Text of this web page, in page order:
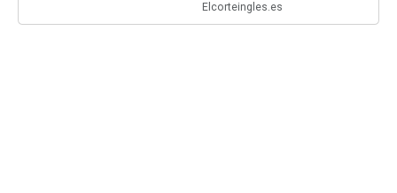
Elcorteingles.es